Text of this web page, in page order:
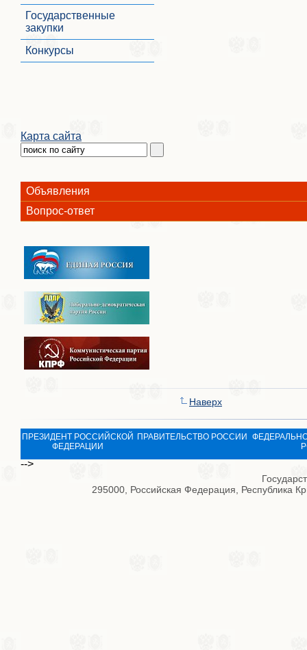
Государственные
закупки
Конкурсы
Карта сайта
Объявления
Вопрос-ответ
Наверх
ПРЕЗИДЕНТ РОССИЙСКОЙ
ФЕДЕРАЦИИ
ПРАВИТЕЛЬСТВО РОССИИ
295000, Российская Федерация, Республика
-->